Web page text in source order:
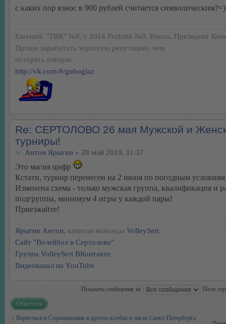
с каких пор взнос в 900 рублей считается
Евгений. "ТВК" №8, с 2014 Profotik №0, Bonus, Президент
Проще заработать хорошую репутацию, чем
потерять плохую.
http://vk.com/#/guboglaz
Re: СЕРТОЛОВО 26 мая Мужской и
турниры!
Антон Ярыгин » 28 май 2019, 11:37
Это магия цифр
Кстати, турнир перенесен на 2 июня по погодным
Изменена схема - только мужская группа, квалификация и
подгруппы, минимум 4 игры у каждой пары!
Приезжайте!
Ярыгин Антон, капитан команды VolleySert.
Сайт "Волейбол в Сертолово"
Группа VolleySert ВКонтакте
Видеоканал на YouTube
Показать сообщения за: Поле
Ответить
Вернуться в Соревнования в других клубах и лигах Санкт-Петербурга